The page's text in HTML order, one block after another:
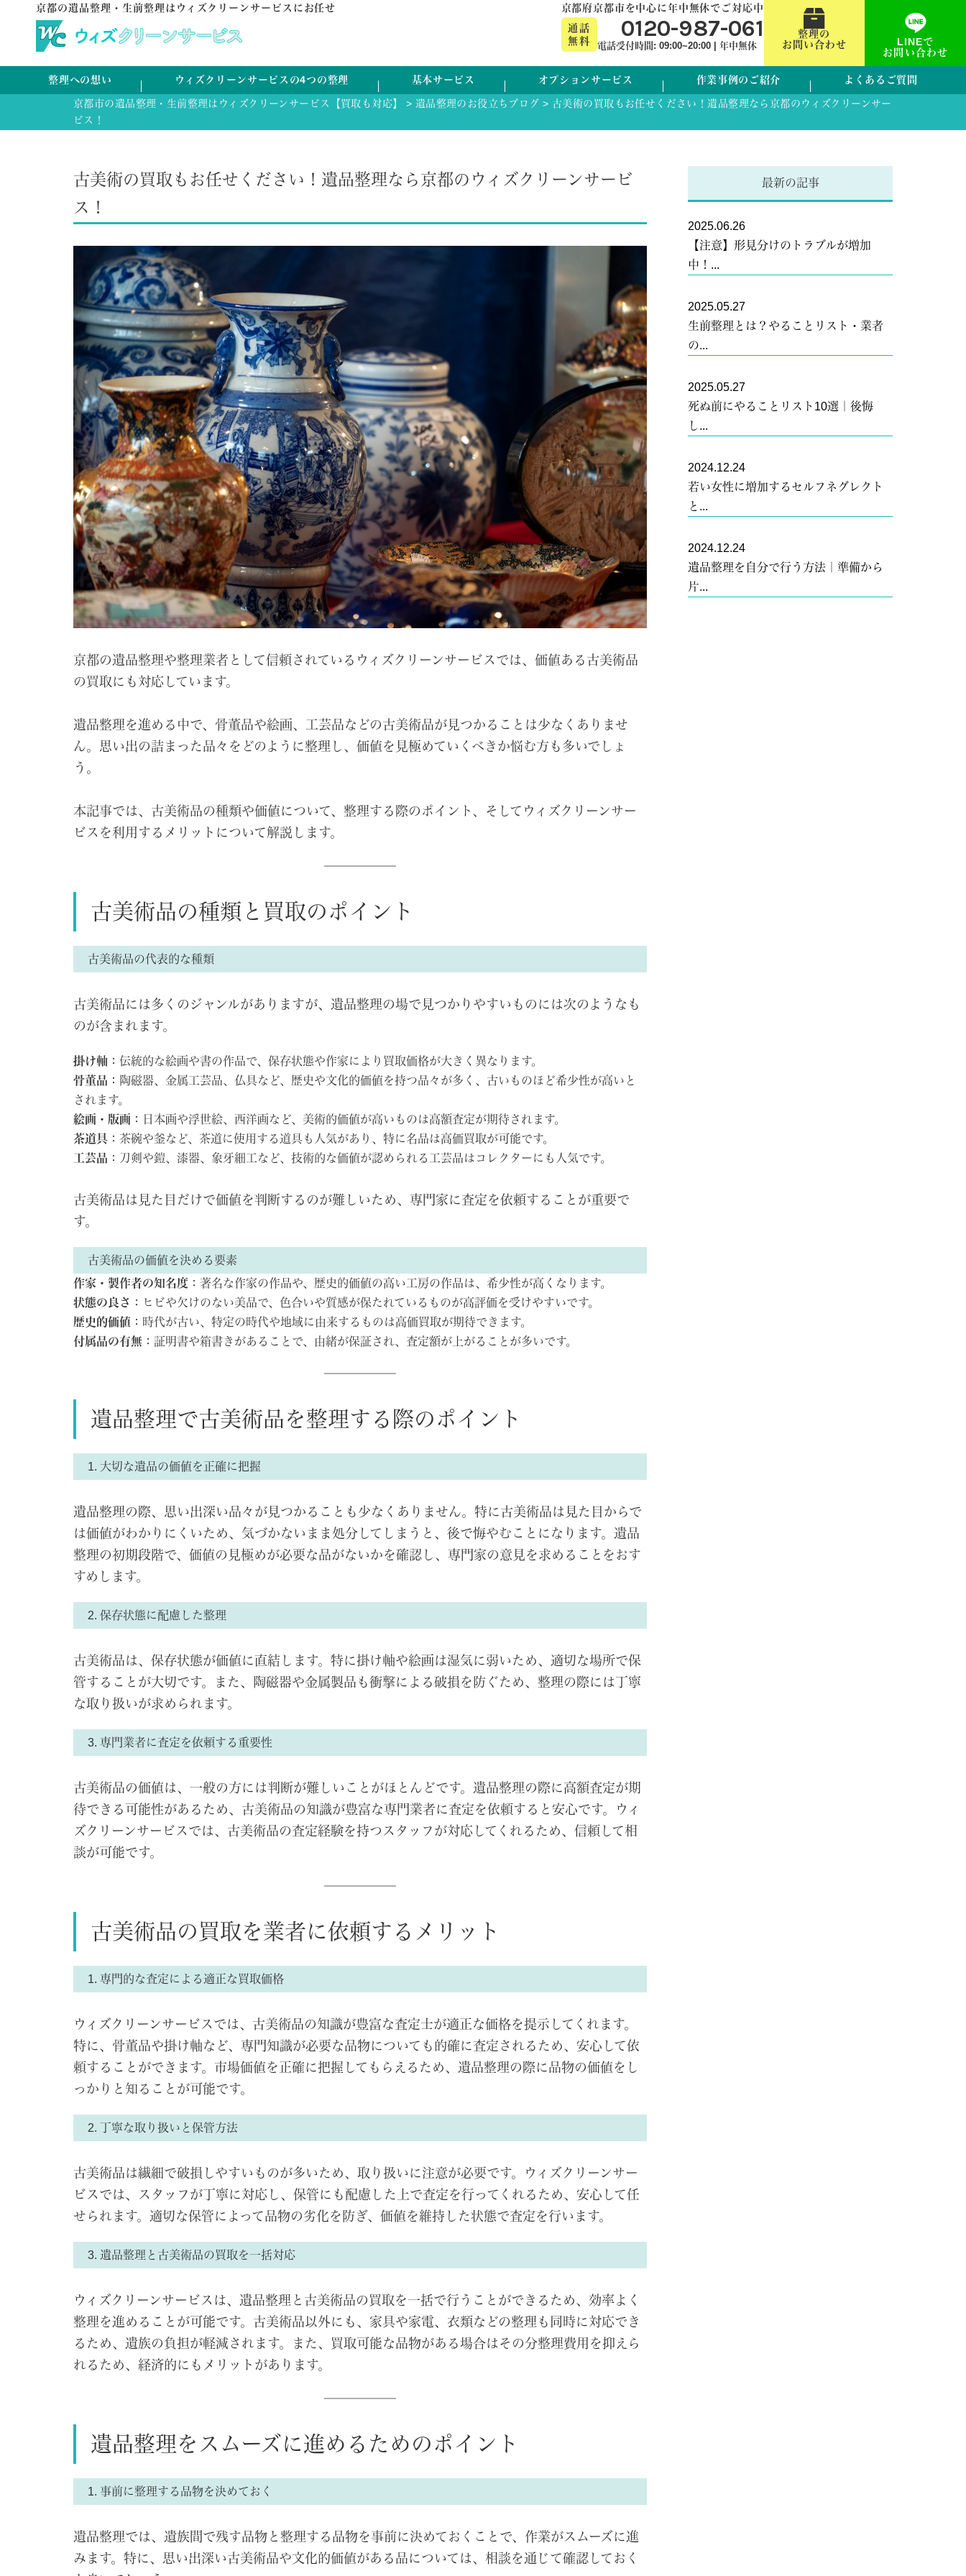
京都の遺品整理・生前整理はウィズクリーンサービスにお任せ
京都府京都市を中心に年中無休でご対応中
通話
無料
0120-987-061
電話受付時間: 09:00~20:00 | 年中無休
整理の
お問い合わせ
LINEで
お問い合わせ
整理への想い ウィズクリーンサービスの4つの整理 基本サービス オプションサービス 作業事例のご紹介 よくあるご質問
京都市の遺品整理・生前整理はウィズクリーンサービス【買取も対応】 > 遺品整理のお役立ちブログ > 古美術の買取もお任せください！遺品整理なら京都のウィズクリーンサー
ビス！
古美術の買取もお任せください！遺品整理なら京都のウィズクリーンサービ
ス！
京都の遺品整理や整理業者として信頼されているウィズクリーンサービスでは、価値ある古美術品
の買取にも対応しています。
遺品整理を進める中で、骨董品や絵画、工芸品などの古美術品が見つかることは少なくありませ
ん。思い出の詰まった品々をどのように整理し、価値を見極めていくべきか悩む方も多いでしょ
う。
本記事では、古美術品の種類や価値について、整理する際のポイント、そしてウィズクリーンサー
ビスを利用するメリットについて解説します。
古美術品の種類と買取のポイント
古美術品の代表的な種類
古美術品には多くのジャンルがありますが、遺品整理の場で見つかりやすいものには次のようなも
のが含まれます。
掛け軸 ：伝統的な絵画や書の作品で、保存状態や作家により買取価格が大きく異なります。
骨董品 ：陶磁器、金属工芸品、仏具など、歴史や文化的価値を持つ品々が多く、古いものほど希少性が高いと
されます。
絵画・版画 ：日本画や浮世絵、西洋画など、美術的価値が高いものは高額査定が期待されます。
茶道具 ：茶碗や釜など、茶道に使用する道具も人気があり、特に名品は高価買取が可能です。
工芸品 ：刀剣や鎧、漆器、象牙細工など、技術的な価値が認められる工芸品はコレクターにも人気です。
古美術品は見た目だけで価値を判断するのが難しいため、専門家に査定を依頼することが重要で
す。
古美術品の価値を決める要素
作家・製作者の知名度 ：著名な作家の作品や、歴史的価値の高い工房の作品は、希少性が高くなります。
状態の良さ ：ヒビや欠けのない美品で、色合いや質感が保たれているものが高評価を受けやすいです。
歴史的価値 ：時代が古い、特定の時代や地域に由来するものは高価買取が期待できます。
付属品の有無 ：証明書や箱書きがあることで、由緒が保証され、査定額が上がることが多いです。
遺品整理で古美術品を整理する際のポイント
1. 大切な遺品の価値を正確に把握
遺品整理の際、思い出深い品々が見つかることも少なくありません。特に古美術品は見た目からで
は価値がわかりにくいため、気づかないまま処分してしまうと、後で悔やむことになります。遺品
整理の初期段階で、価値の見極めが必要な品がないかを確認し、専門家の意見を求めることをおす
すめします。
2. 保存状態に配慮した整理
古美術品は、保存状態が価値に直結します。特に掛け軸や絵画は湿気に弱いため、適切な場所で保
管することが大切です。また、陶磁器や金属製品も衝撃による破損を防ぐため、整理の際には丁寧
な取り扱いが求められます。
3. 専門業者に査定を依頼する重要性
古美術品の価値は、一般の方には判断が難しいことがほとんどです。遺品整理の際に高額査定が期
待できる可能性があるため、古美術品の知識が豊富な専門業者に査定を依頼すると安心です。ウィ
ズクリーンサービスでは、古美術品の査定経験を持つスタッフが対応してくれるため、信頼して相
談が可能です。
古美術品の買取を業者に依頼するメリット
1. 専門的な査定による適正な買取価格
ウィズクリーンサービスでは、古美術品の知識が豊富な査定士が適正な価格を提示してくれます。
特に、骨董品や掛け軸など、専門知識が必要な品物についても的確に査定されるため、安心して依
頼することができます。市場価値を正確に把握してもらえるため、遺品整理の際に品物の価値をし
っかりと知ることが可能です。
2. 丁寧な取り扱いと保管方法
古美術品は繊細で破損しやすいものが多いため、取り扱いに注意が必要です。ウィズクリーンサー
ビスでは、スタッフが丁寧に対応し、保管にも配慮した上で査定を行ってくれるため、安心して任
せられます。適切な保管によって品物の劣化を防ぎ、価値を維持した状態で査定を行います。
3. 遺品整理と古美術品の買取を一括対応
ウィズクリーンサービスは、遺品整理と古美術品の買取を一括で行うことができるため、効率よく
整理を進めることが可能です。古美術品以外にも、家具や家電、衣類などの整理も同時に対応でき
るため、遺族の負担が軽減されます。また、買取可能な品物がある場合はその分整理費用を抑えら
れるため、経済的にもメリットがあります。
遺品整理をスムーズに進めるためのポイント
1. 事前に整理する品物を決めておく
遺品整理では、遺族間で残す品物と整理する品物を事前に決めておくことで、作業がスムーズに進
みます。特に、思い出深い古美術品や文化的価値がある品については、相談を通じて確認しておく
最新の記事
2025.06.26
【注意】形見分けのトラブルが増加
中！...
2025.05.27
生前整理とは？やることリスト・業者
の...
2025.05.27
死ぬ前にやることリスト10選｜後悔
し...
2024.12.24
若い女性に増加するセルフネグレクト
と...
2024.12.24
遺品整理を自分で行う方法｜準備から
片...